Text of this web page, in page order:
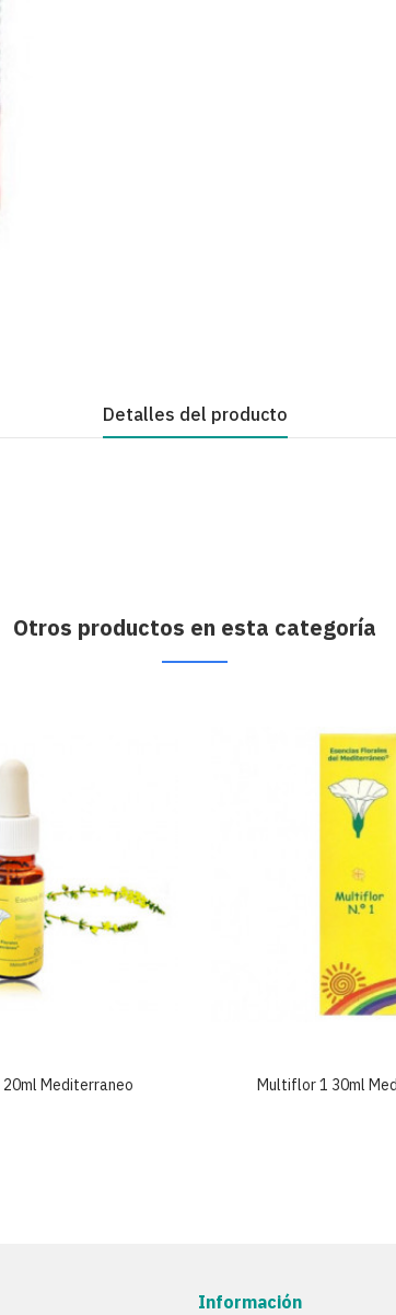
Detalles del producto
Otros productos en esta categoría
Mediterraneo Multiflor 1 30ml
Información